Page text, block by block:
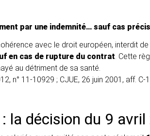
par une indemnité… sauf cas précis
avec le droit européen, interdit
en cas de rupture du contrat. Cette
au détriment de sa santé.
n° 11-10929 ; CJUE, 26 juin 2001, aff. C-
la décision du 9